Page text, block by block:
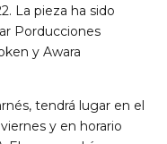
La pieza ha sido
Porducciones
y Awara
tendrá lugar en el
y en horario